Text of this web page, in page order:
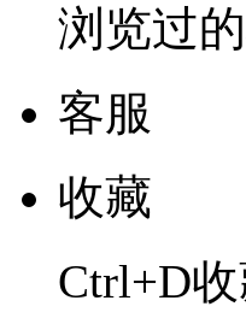
浏览过
客服
收藏
Ctrl+D